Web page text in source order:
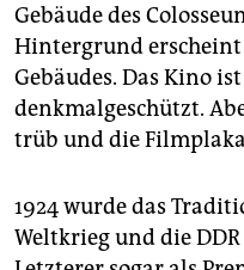
unterstützen
abo
genossenschaft
Gebäude des
Hintergrund erscheint
Gebäudes. Das Kino
denkmalgeschützt.
trüb und die
1924 wurde das
Weltkrieg und die